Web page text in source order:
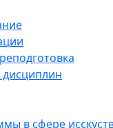
дисциплин
в сфере